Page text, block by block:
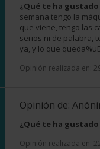
¿Qué te ha gustado
semana tengo la
que viene, tengo las
serios ni de palabra,
ya, y lo que
Opinión realizada en:
Opinión de:
¿Qué te ha gustado
Opinión realizada en: